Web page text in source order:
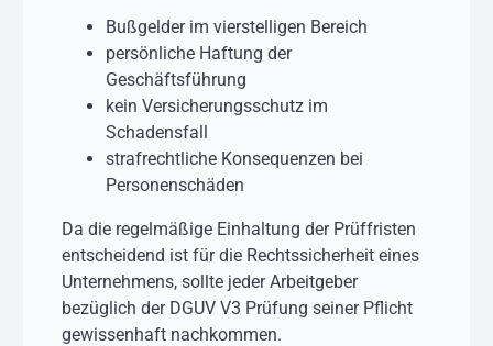
Bußgelder im vierstelligen Bereich
persönliche Haftung der
Geschäftsführung
kein Versicherungsschutz im
Schadensfall
strafrechtliche Konsequenzen bei
Personenschäden
Da die regelmäßige Einhaltung der Prüffristen
entscheidend ist für die Rechtssicherheit eines
Unternehmens, sollte jeder Arbeitgeber
bezüglich der DGUV V3 Prüfung seiner Pflicht
gewissenhaft nachkommen.